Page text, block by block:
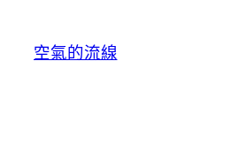
空氣的流線